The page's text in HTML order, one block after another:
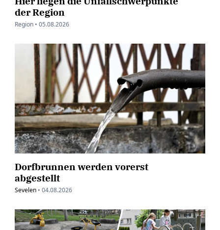
der Region
Region • 05.08.2026
Dorfbrunnen werden vorerst
abgestellt
Sevelen • 04.08.2026